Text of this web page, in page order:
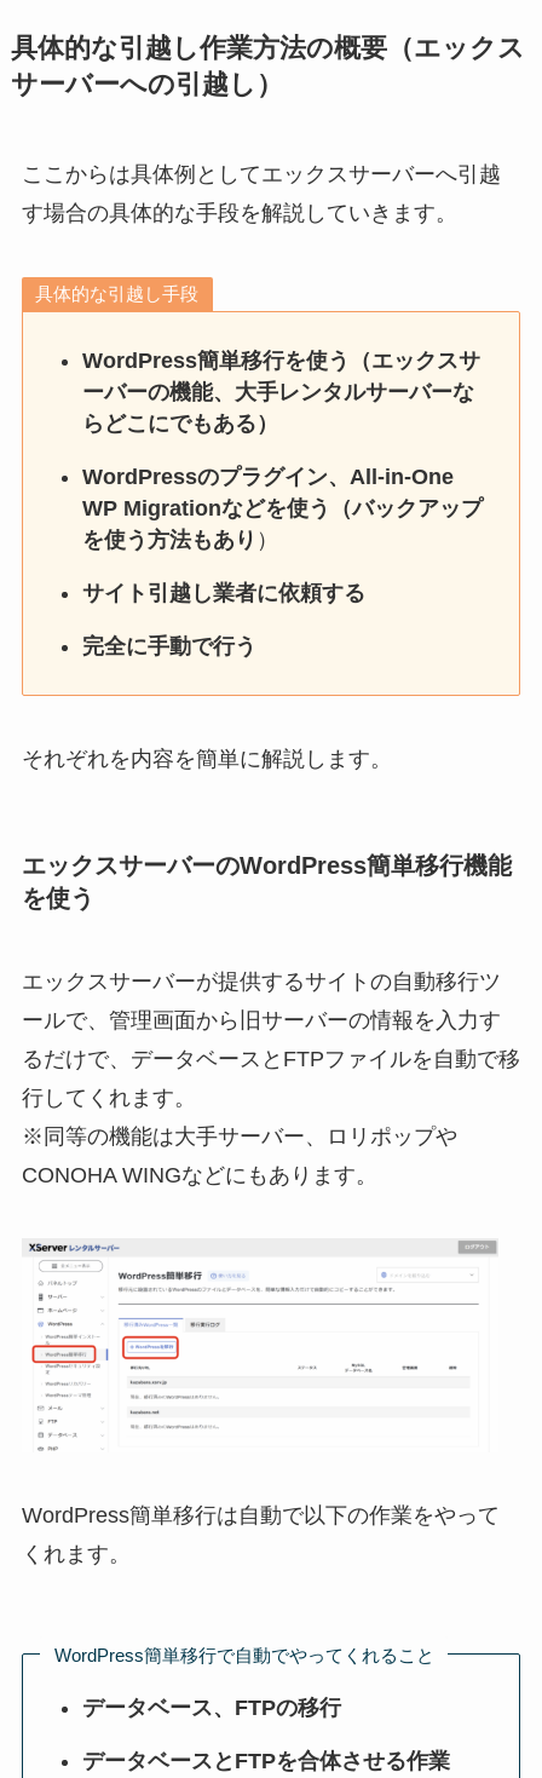
具体的な引越し作業方法の概要（エックス
サーバーへの引越し）
ここからは具体例としてエックスサーバーへ引越
す場合の具体的な手段を解説していきます。
具体的な引越し手段
WordPress簡単移行を使う（エックスサ
ーバーの機能、大手レンタルサーバーな
ら どこにでもある）
WordPressのプラグイン、All-in-One
WP Migrationなどを使う（バックアップ
を使う方法もあり ）
サイト引越し業者に依頼する
完全に手動で行う
それぞれを内容を簡単に解説します。
エックスサーバーのWordPress簡単移行機能
を使う
エックスサーバーが提供するサイトの自動移行ツ
ールで、管理画面から旧サーバーの情報を入力す
るだけで、データベースとFTPファイルを自動で移
行してくれます。
※同等の機能は大手サーバー、ロリポップや
CONOHA WINGなどにもあります。
WordPress簡単移行は自動で以下の作業をやって
くれます。
WordPress簡単移行で自動でやってくれること
データベース、FTPの移行
データベースとFTPを合体させる作業